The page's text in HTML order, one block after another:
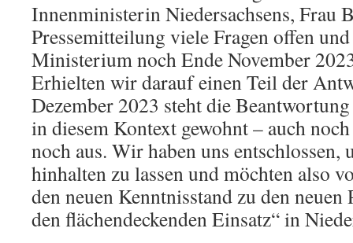
Innenministerin Niedersachsens, Frau
Pressemitteilung viele Fragen offen
Ministerium noch Ende November
Erhielten wir darauf einen Teil der
Dezember 2023 steht die
in diesem Kontext gewohnt – auch
noch aus. Wir haben uns entschlossen,
hinhalten zu lassen und möchten also
den neuen Kenntnisstand zu den
den flächendeckenden Einsatz“ in